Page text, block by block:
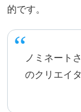
的です。
ノミネート
のクリエイ